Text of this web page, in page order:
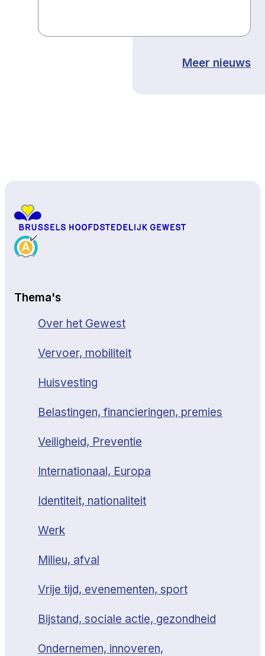
Meer nieuws
Thema's
Over het Gewest
Vervoer, mobiliteit
Huisvesting
Belastingen, financieringen, premies
Veiligheid, Preventie
Internationaal, Europa
Identiteit, nationaliteit
Werk
Milieu, afval
Vrije tijd, evenementen, sport
Bijstand, sociale actie, gezondheid
Ondernemen, innoveren,